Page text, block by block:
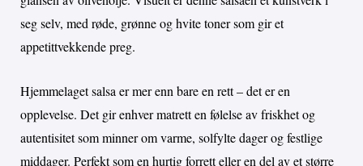
seg selv, med røde, grønne og hvite toner som gir et
appetittvekkende preg.
Hjemmelaget salsa er mer enn bare en rett – det er en
opplevelse. Det gir enhver matrett en følelse av friskhet og
autentisitet som minner om varme, solfylte dager og festlige
middager. Perfekt som en hurtig forrett eller en del av et større